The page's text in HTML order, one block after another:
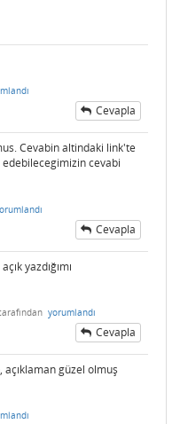
Cevapla
Cevabin altindaki link'te
cevabi
Cevapla
yazdığımı
yorumlandı
Cevapla
açıklaman güzel olmuş